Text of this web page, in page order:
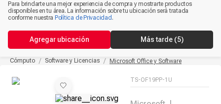
Para brindarte una mejor experiencia de compra y mostrarte productos
disponibles en tu área. La información sobre tu ubicación será tratada
conforme nuestra Política de Privacidad .
Agregar ubicación Más tarde (4)
Cómputo Software y Licencias Microsoft Office y Software
TS-OF19PP-1U